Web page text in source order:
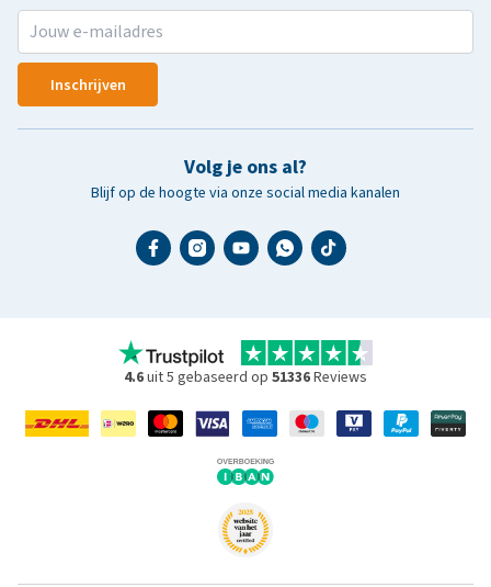
Inschrijven
Volg je ons al?
Blijf op de hoogte via onze social media kanalen
4.6uit 5 gebaseerd op 51336Reviews